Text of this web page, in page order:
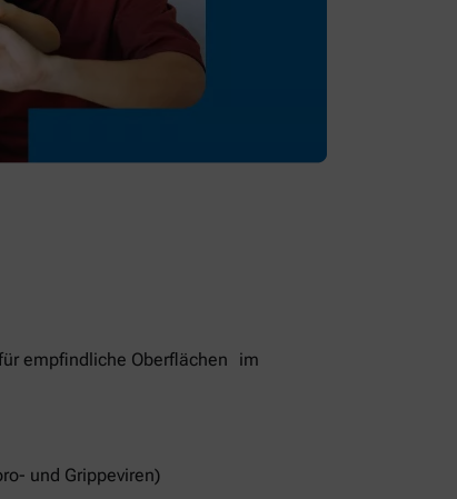
empfindliche Oberflächen im
und Grippeviren)